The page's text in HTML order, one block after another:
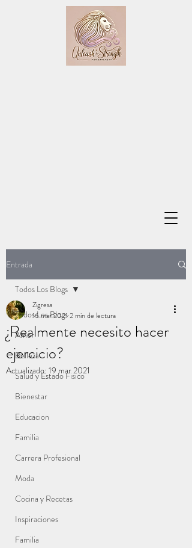
Entrada
Todos Los Blogs
Amor
Belleza
Salud y Estado Fisico
Bienestar
Educacion
Familia
Carrera Profesional
Moda
Cocina y Recetas
Inspiraciones
Familia
Todos Los Blogs
¿Realmente necesito hacer
ejercicio?
Zigresa
16 mar 20212 min de lectura
Actualizado: 19 mar 2021